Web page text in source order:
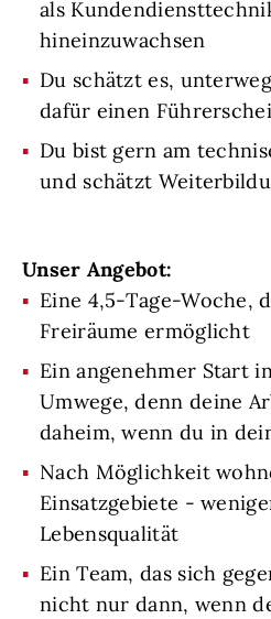
als
hineinzuwachsen
Du schätzt es,
dafür einen
Du bist gern am
und schätzt
Unser Angebot:
Eine 4,5-Tage-Woche,
Freiräume ermöglicht
Ein angenehmer Start
Umwege, denn deine
daheim, wenn du in
Nach Möglichkeit
Einsatzgebiete -
Lebensqualität
Ein Team, das sich
nicht nur dann, wenn